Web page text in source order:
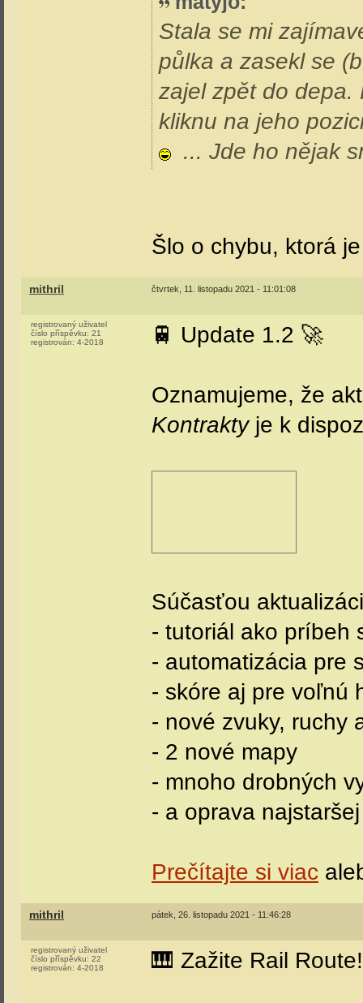
Stala se mi
půlka a zasekl se
zajel zpět do depa.
kliknu na jeho
... Jde ho nějak
Šlo o chybu, ktorá
mithril čtvrtek, 11. listopadu 2021 - 11:01:08
registrovaný uživatel
číslo příspěvku: 21
registrován: 4-2018 🚆 Update 1.2 🚀
Oznamujeme, že
Kontraktyje k
Súčasťou
- tutoriál ako príbeh
- automatizácia pre
- skóre aj pre voľnú
- nové zvuky, ruchy
- 2 nové mapy
- mnoho drobných
- a oprava
Prečítajte si viac
mithril pátek, 26. listopadu 2021 - 11:46:28
registrovaný uživatel
číslo příspěvku: 22
registrován: 4-2018 🎹 Zažite Rail Route!